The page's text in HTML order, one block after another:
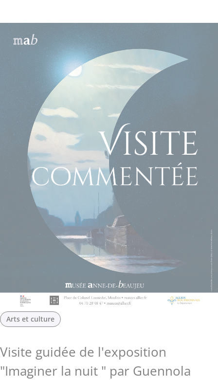
Arts et culture
Visite guidée de l'exposition
"Imaginer la nuit " par Guennola